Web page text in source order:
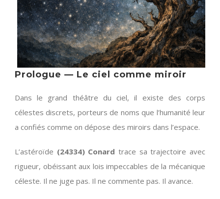
Prologue — Le ciel comme miroir
Dans le grand théâtre du ciel, il existe des corps
célestes discrets, porteurs de noms que l’humanité leur
a confiés comme on dépose des miroirs dans l’espace.
L’astéroïde (24334) Conard trace sa trajectoire avec
rigueur, obéissant aux lois impeccables de la mécanique
céleste. Il ne juge pas. Il ne commente pas. Il avance.